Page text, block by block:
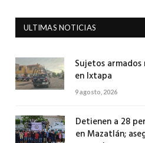
ULTIMAS NOTICIAS
Sujetos
en Ixtapa
9 agosto, 2026
Detienen a 28
en Mazatlán;